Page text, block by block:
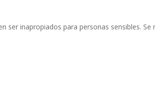
ser inapropiados para personas sensibles.